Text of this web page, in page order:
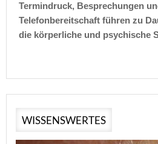
Termindruck, Besprechungen
Telefonbereitschaft führen zu
die körperliche und psychische
WISSENSWERTES